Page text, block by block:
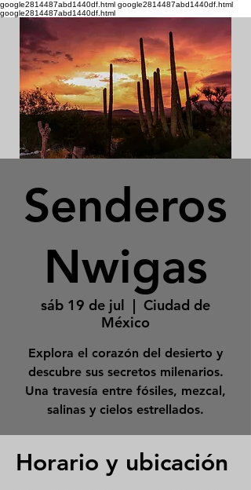
google2814487abd1440df.html google2814487abd1440df.html
google2814487abd1440df.html
Senderos
Nwigas
sáb 19 de jul
  |
Ciudad de
México
Explora el corazón del desierto y
descubre sus secretos milenarios.
Una travesía entre fósiles, mezcal,
salinas y cielos estrellados.
Horario y ubicación